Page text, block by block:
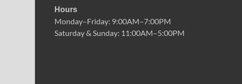
Hours
Monday–Friday: 9:00AM–7:00PM
Saturday & Sunday: 11:00AM–5:00PM